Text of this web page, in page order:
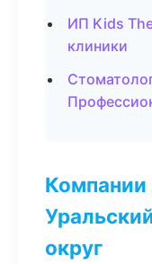
ИП Kids
клиники
Компании
округ